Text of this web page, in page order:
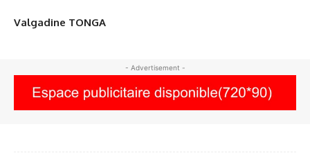
Valgadine TONGA
- Advertisement -